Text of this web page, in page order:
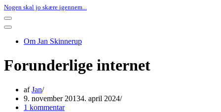
Nogen skal jo skære igennem...
Navigation
menu
Navigation
Om Jan Skinnerup
Forunderlige internet
afJan
9. november 20134. april 2024
1 kommentar